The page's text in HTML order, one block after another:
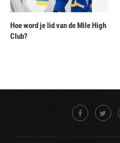
Hoe word je lid van de Mile High
Club?